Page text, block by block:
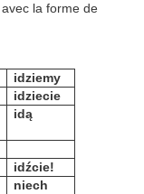
la forme de
idziemy
idziecie
idą
idźcie!
niech